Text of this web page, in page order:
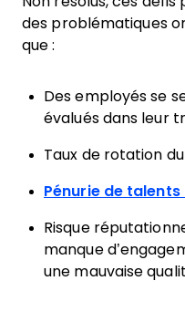
des problématiques
que :
Des employés se
évalués dans leur
Taux de rotation
Pénurie de
Risque
manque
une mauvaise